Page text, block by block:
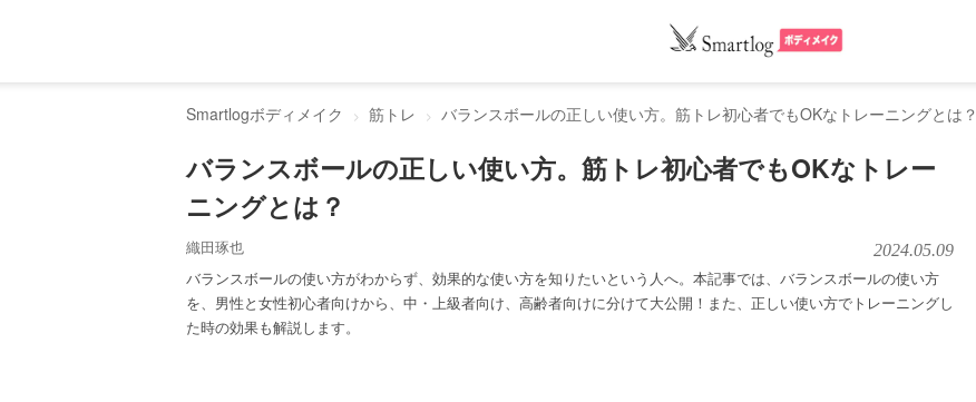
Smartlogボディメイク 筋トレ バランスボールの正しい使い方。筋トレ初心者でもOKなトレーニングとは？
バランスボールの正しい使い方。筋トレ初心者でもOKなトレー
ニングとは？
織田琢也 2024.05.09
バランスボールの使い方がわからず、効果的な使い方を知りたいという人へ。本記事では、バランスボールの使い方
を、男性と女性初心者向けから、中・上級者向け、高齢者向けに分けて大公開！また、正しい使い方でトレーニングし
た時の効果も解説します。